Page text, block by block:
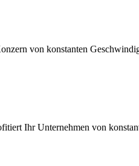
von konstanten
Ihr Unternehmen von